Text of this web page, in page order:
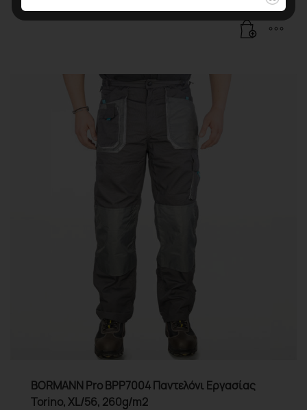
BORMANN Pro BPP7004 Παντελόνι Εργασίας
Torino, XL/56, 260g/m2